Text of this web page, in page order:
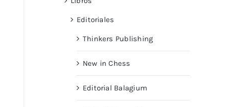
Editoriales
Thinkers Publishing
New in Chess
Editorial Balagium